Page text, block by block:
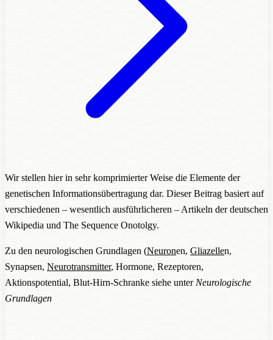
Wir stellen hier in sehr komprimierter Weise die Elemente der
genetischen Informationsübertragung dar. Dieser Beitrag basiert auf
verschiedenen – wesentlich ausführlicheren – Artikeln der deutschen
Wikipedia und The Sequence Onotolgy.
Zu den neurologischen Grundlagen (Neuronen, Gliazellen,
Synapsen, Neurotransmitter, Hormone, Rezeptoren,
Aktionspotential, Blut-Hirn-Schranke siehe unter Neurologische
Grundlagen